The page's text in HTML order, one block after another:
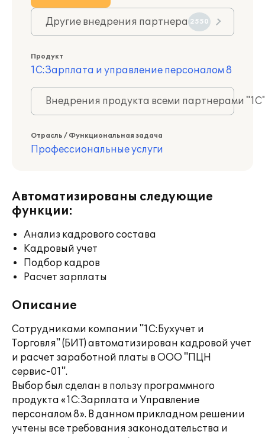
Другие внедрения партнера 2550
Продукт
1С:Зарплата и управление персоналом 8
Внедрения продукта всеми партнерами
Отрасль / Функциональная задача
Профессиональные услуги
Автоматизированы следующие
функции:
Анализ кадрового состава
Кадровый учет
Подбор кадров
Расчет зарплаты
Описание
Сотрудниками компании "1С:Бухучет и
Торговля" (БИТ) автоматизирован кадровой учет
и расчет заработной платы в ООО "ПЦН
сервис-01".
Выбор был сделан в пользу программного
продукта «1C:Зарплата и Управление
персоналом 8». В данном прикладном решении
учтены все требования законодательства и